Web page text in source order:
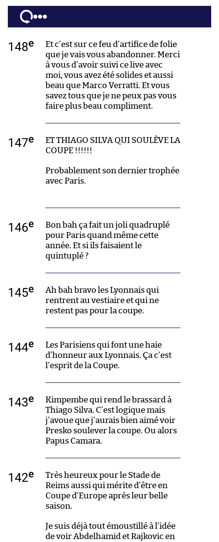
148e
Et c’est sur ce feu d’artifice de folie
que je vais vous abandonner. Merci
à vous d’avoir suivi ce live avec
moi, vous avez été solides et aussi
beau que Marco Verratti. Et vous
savez tous que je ne peux pas vous
faire plus beau compliment.
147e
ET THIAGO SILVA QUI SOULÈVE LA
COUPE !!!!!!
Probablement son dernier trophée
avec Paris.
146e
Bon bah ça fait un joli quadruplé
pour Paris quand même cette
année. Et si ils faisaient le
quintuplé ?
145e
Ah bah bravo les Lyonnais qui
rentrent au vestiaire et qui ne
restent pas pour la coupe.
144e
Les Parisiens qui font une haie
d’honneur aux Lyonnais. Ça c’est
l’esprit de la Coupe.
143e
Kimpembe qui rend le brassard à
Thiago Silva. C’est logique mais
j’avoue que j’aurais bien aimé voir
Presko soulever la coupe. Ou alors
Papus Camara.
142e
Très heureux pour le Stade de
Reims aussi qui mérite d’être en
Coupe d’Europe après leur belle
saison.
Je suis déjà tout émoustillé à l’idée
de voir Abdelhamid et Rajkovic en